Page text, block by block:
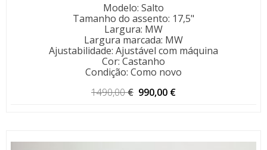
Modelo: Salto
Tamanho do assento: 17,5"
Largura: MW
Largura marcada: MW
Ajustabilidade: Ajustável com máquina
Cor: Castanho
Condição: Como novo
1490,00€ O
990,00 €